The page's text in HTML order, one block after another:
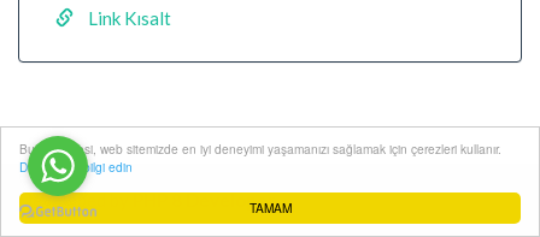
TAMAM
Bu web sitesi, web sitemizde en iyi deneyimi yaşamanızı sağlamak için çerezleri kullanır.
Daha fazla bilgi edin
Link Kısalt
Developed byPHP 8 Developer